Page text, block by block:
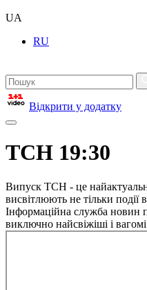
UA
RU
Відкрити у додатку
ТСН 19:30
Випуск ТСН - це
висвітлюють не тільки події
Інформаційна служба новин
виключно найсвіжіші і